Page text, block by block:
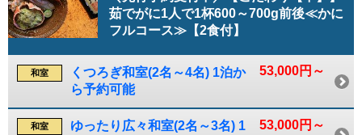
茹でがに1人で1杯600～700g前後≪かに
フルコース≫【2食付】
53,000円～
和室
くつろぎ和室(2名～4名) 1泊か
ら予約可能
53,000円～
和室
ゆったり広々和室(2名～3名) 1